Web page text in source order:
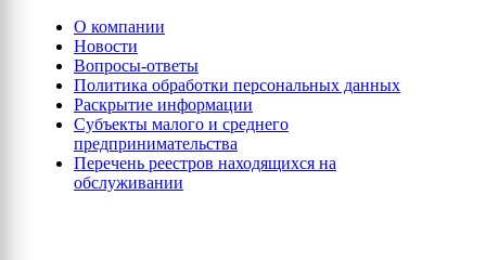
О компании
Новости
Вопросы-ответы
Политика обработки персональных данных
Раскрытие информации
Субъекты малого и среднего
предпринимательства
Перечень реестров находящихся на
обслуживании